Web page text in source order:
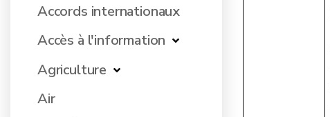
Accords internationaux
Accès à l'information
Agriculture
Air